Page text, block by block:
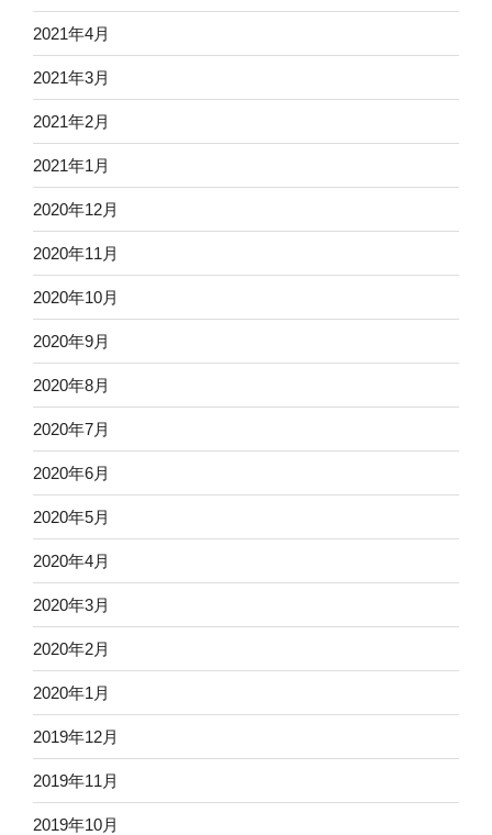
2021年4月
2021年3月
2021年2月
2021年1月
2020年12月
2020年11月
2020年10月
2020年9月
2020年8月
2020年7月
2020年6月
2020年5月
2020年4月
2020年3月
2020年2月
2020年1月
2019年12月
2019年11月
2019年10月